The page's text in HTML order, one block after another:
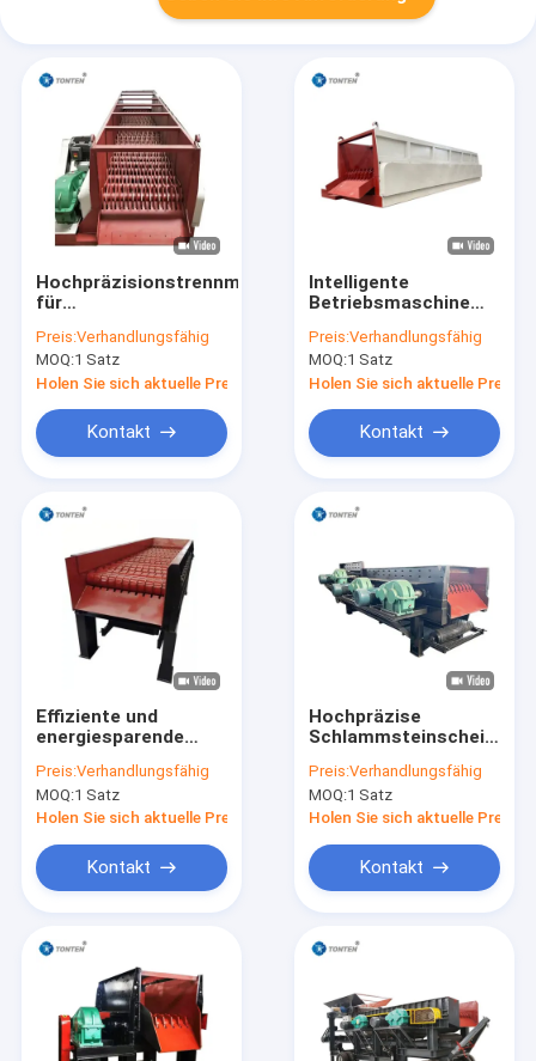
Produkte
Videos
Hochpräzisionstrennmaschine
für
für den Straßenbau
Preis:Verhandlungsfähig
MOQ:1 Satz
Holen Sie sich aktuelle Preis
Kontakt
Intelligente
Betriebsmaschine
Schlammstein für die
Abfallwirtschaft
Preis:Verhandlungsfähig
MOQ:1 Satz
Holen Sie sich aktuelle Preis
Kontakt
Effiziente und
energiesparende
Schlammstein für die
Bergbauverarbeitung
Preis:Verhandlungsfähig
MOQ:1 Satz
Holen Sie sich aktuelle Preis
Kontakt
Hochpräzise
Müllentsorgung
Preis:Verhandlungsfähig
MOQ:1 Satz
Holen Sie sich aktuelle Preis
Kontakt